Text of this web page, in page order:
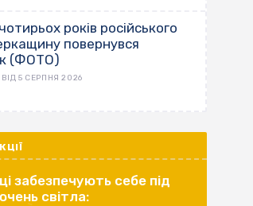
років російського
повернувся
(ФОТО)
ВІД 5 СЕРПНЯ 2026
забезпечують себе під
світла: